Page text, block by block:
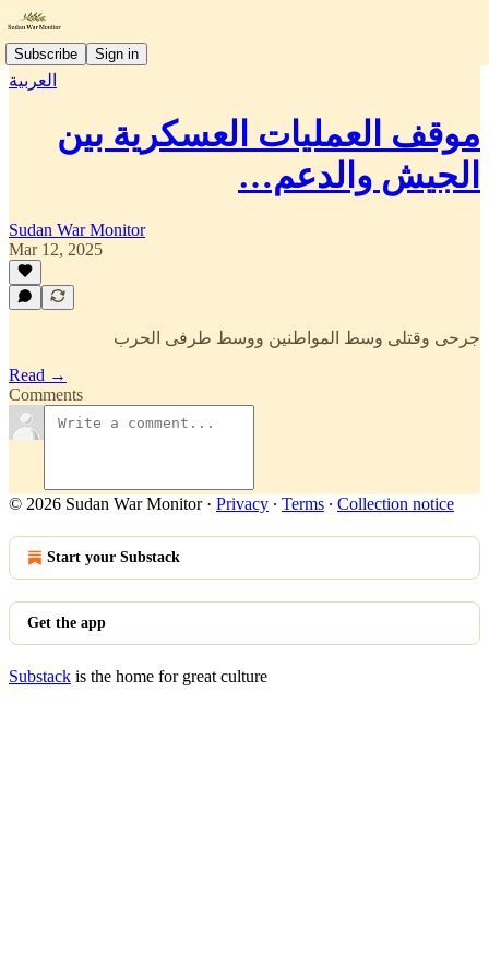
Subscribe Sign in
العربية
موقف العمليات العسكرية بين
الجيش والدعم…
Sudan War Monitor
Mar 12, 2025
جرحى وقتلى وسط المواطنين ووسط طرفى الحرب
Read →
Comments
© 2026 Sudan War Monitor· Privacy ∙ Terms ∙ Collection notice
Start your Substack
Get the app
Substack is the home for great culture